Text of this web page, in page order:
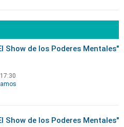
Show de los Poderes Mentales"
Show de los Poderes Mentales"